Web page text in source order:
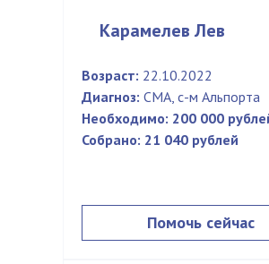
Карамелев Лев
Возраст: 22.10.2022
Диагноз: СМА, с-м Альпорта
Необходимо: 200 000
Собрано: 21 040 рублей
Помочь сейчас